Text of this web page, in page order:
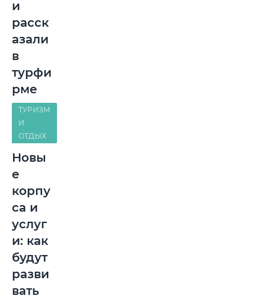
и
расск
азали
в
турфи
рме
ТУРИЗМ
И
ОТДЫХ
Новы
е
корпу
са и
услуг
и: как
будут
разви
вать